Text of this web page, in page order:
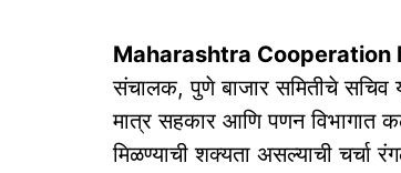
Maharashtra
संचालक, पुणे बाजार समितीचे सचिव
मात्र सहकार आणि पणन विभागात
मिळण्याची शक्यता असल्याची चर्चा